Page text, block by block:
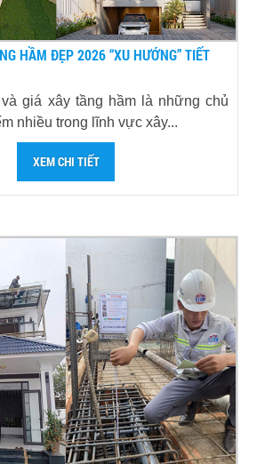
HẦM ĐẸP 2026 “XU HƯỚNG” TIẾT
giá xây tầng hầm là những chủ
nhiều trong lĩnh vực xây...
XEM CHI TIẾT